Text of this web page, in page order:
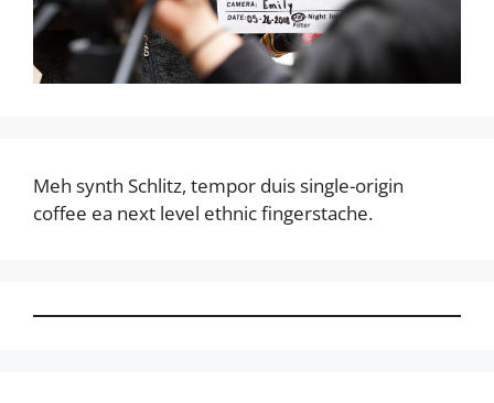
Meh synth Schlitz, tempor duis single-origin
coffee ea next level ethnic fingerstache.